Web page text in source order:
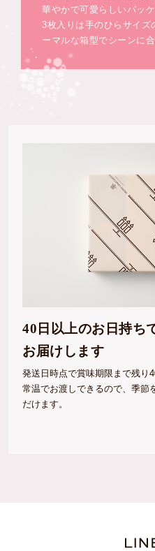
華やかで可愛らしいパッ
3枚入りは手のひらサイズ
ーマルな箱型でシーンに
40日以上のお日持ち
お届けします
発送日時点で賞味期限まで残り
常温でお渡しできるので、季節
だけます。